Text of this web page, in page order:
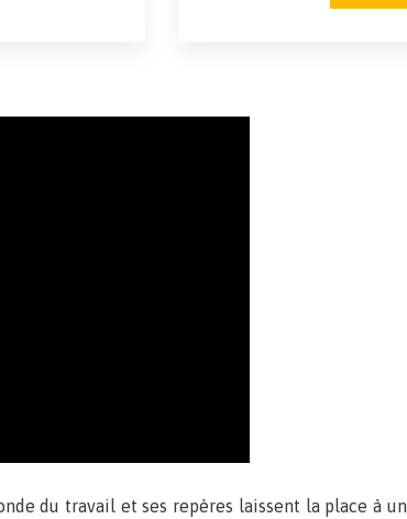
du travail et ses repères laissent la place à